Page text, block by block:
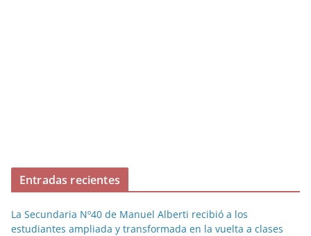
Entradas recientes
La Secundaria Nº40 de Manuel Alberti recibió a los
estudiantes ampliada y transformada en la vuelta a clases